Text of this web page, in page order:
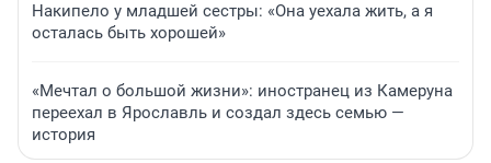
Накипело у младшей сестры: «Она уехала жить, а я
осталась быть хорошей»
«Мечтал о большой жизни»: иностранец из Камеруна
переехал в Ярославль и создал здесь семью —
история